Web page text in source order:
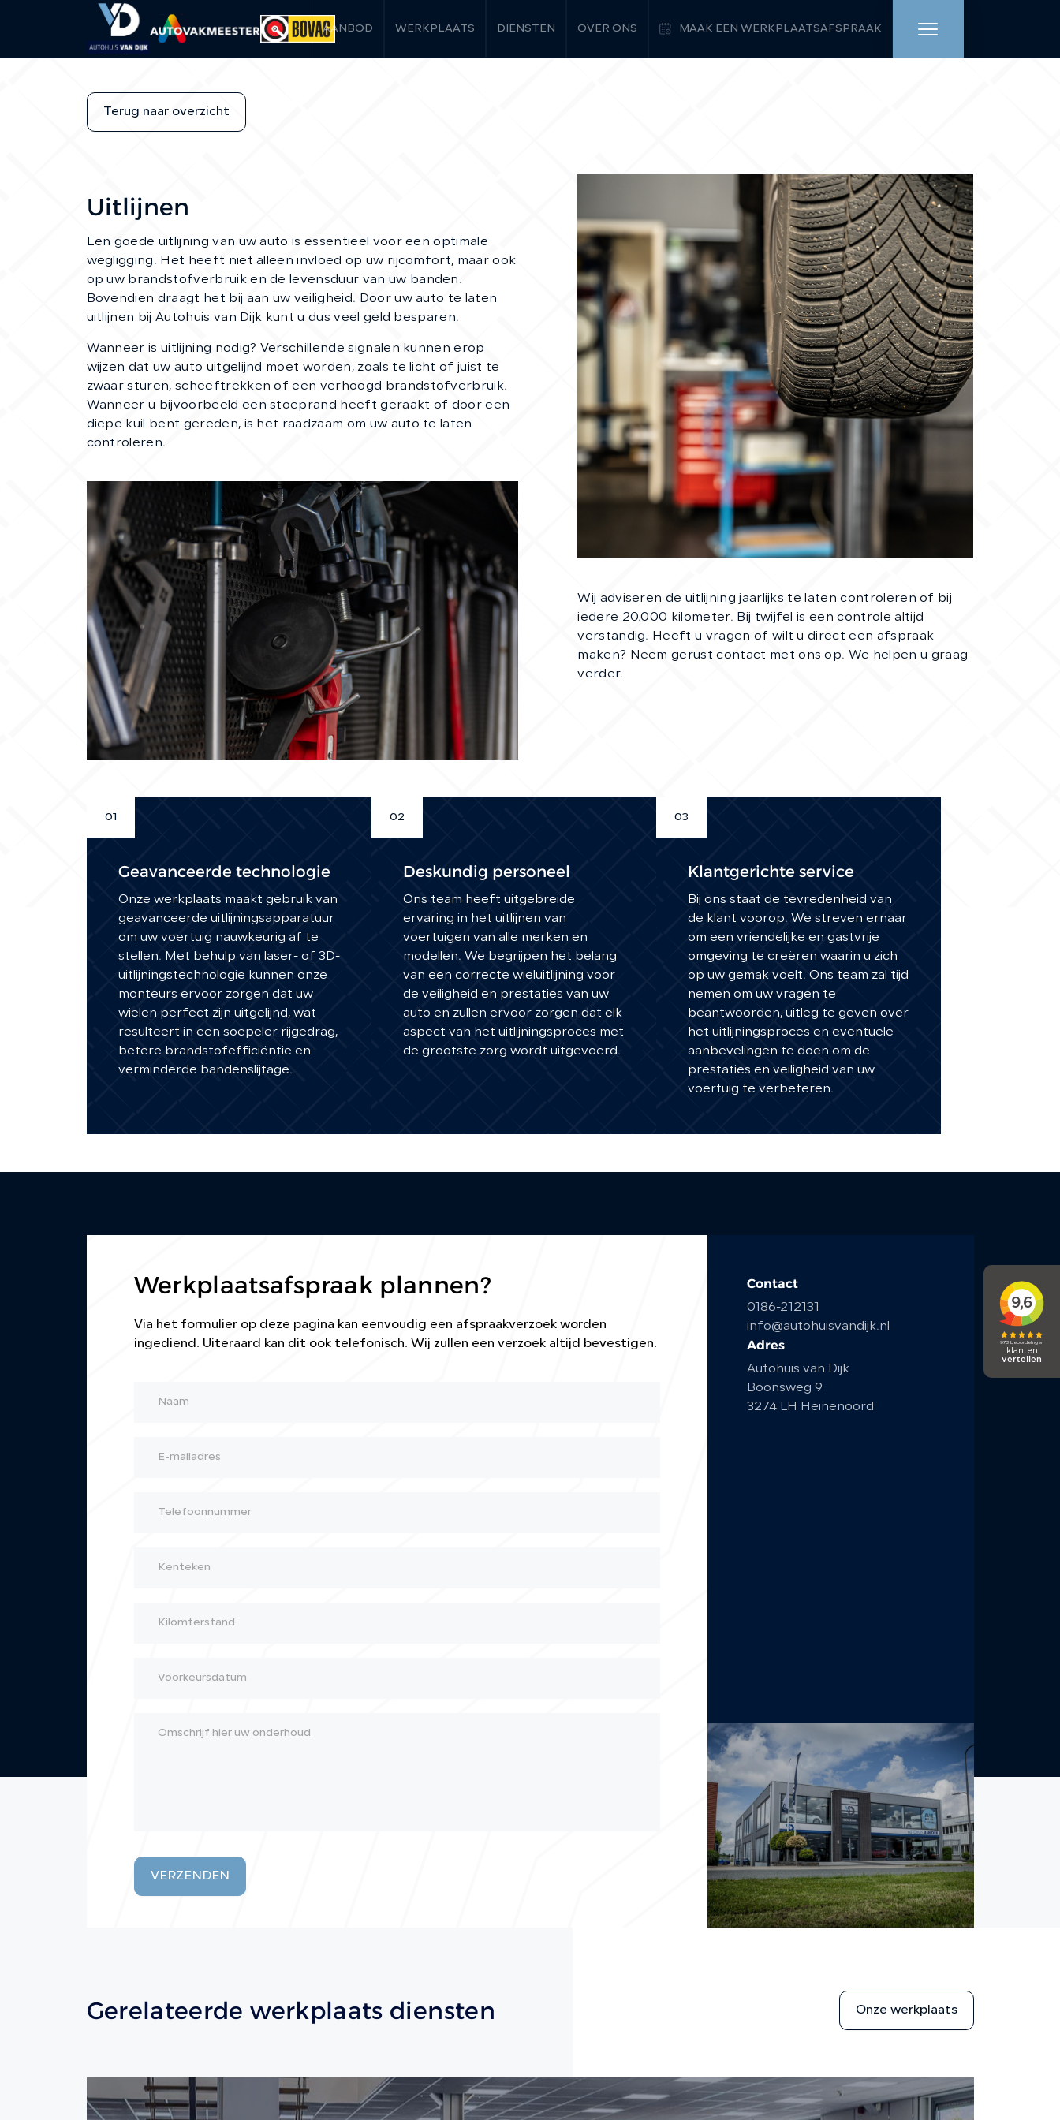
AANBOD WERKPLAATS DIENSTEN OVER ONS MAAK EEN WERKPLAATSAFSPRAAK
WERKPLAATS
DIENSTEN
OVER ONS
VERKOCHT
VACATURE
CONTACT
Terug naar overzicht
Uitlijnen
Een goede uitlijning van uw auto is essentieel voor een optimale
wegligging. Het heeft niet alleen invloed op uw rijcomfort, maar ook
op uw brandstofverbruik en de levensduur van uw banden.
Bovendien draagt het bij aan uw veiligheid. Door uw auto te laten
uitlijnen bij Autohuis van Dijk kunt u dus veel geld besparen.
Wanneer is uitlijning nodig? Verschillende signalen kunnen erop
wijzen dat uw auto uitgelijnd moet worden, zoals te licht of juist te
zwaar sturen, scheeftrekken of een verhoogd brandstofverbruik.
Wanneer u bijvoorbeeld een stoeprand heeft geraakt of door een
diepe kuil bent gereden, is het raadzaam om uw auto te laten
controleren.
Wij adviseren de uitlijning jaarlijks te laten controleren of bij
iedere 20.000 kilometer. Bij twijfel is een controle altijd
verstandig. Heeft u vragen of wilt u direct een afspraak
maken? Neem gerust contact met ons op. We helpen u graag
verder.
01
Geavanceerde technologie
Onze werkplaats maakt gebruik van
geavanceerde uitlijningsapparatuur
om uw voertuig nauwkeurig af te
stellen. Met behulp van laser- of 3D-
uitlijningstechnologie kunnen onze
monteurs ervoor zorgen dat uw
wielen perfect zijn uitgelijnd, wat
resulteert in een soepeler rijgedrag,
betere brandstofefficiëntie en
verminderde bandenslijtage.
02
Deskundig personeel
Ons team heeft uitgebreide
ervaring in het uitlijnen van
voertuigen van alle merken en
modellen. We begrijpen het belang
van een correcte wieluitlijning voor
de veiligheid en prestaties van uw
auto en zullen ervoor zorgen dat elk
aspect van het uitlijningsproces met
de grootste zorg wordt uitgevoerd.
03
Klantgerichte service
Bij ons staat de tevredenheid van
de klant voorop. We streven ernaar
om een ​​vriendelijke en gastvrije
omgeving te creëren waarin u zich
op uw gemak voelt. Ons team zal tijd
nemen om uw vragen te
beantwoorden, uitleg te geven over
het uitlijningsproces en eventuele
aanbevelingen te doen om de
prestaties en veiligheid van uw
voertuig te verbeteren.
Werkplaatsafspraak plannen?
Via het formulier op deze pagina kan eenvoudig een afspraakverzoek worden
ingediend. Uiteraard kan dit ook telefonisch. Wij zullen een verzoek altijd bevestigen.
VERZENDEN
Contact
0186-212131
info@autohuisvandijk.nl
Adres
Autohuis van Dijk
Boonsweg 9
3274 LH Heinenoord
Gerelateerde werkplaats diensten Onze werkplaats